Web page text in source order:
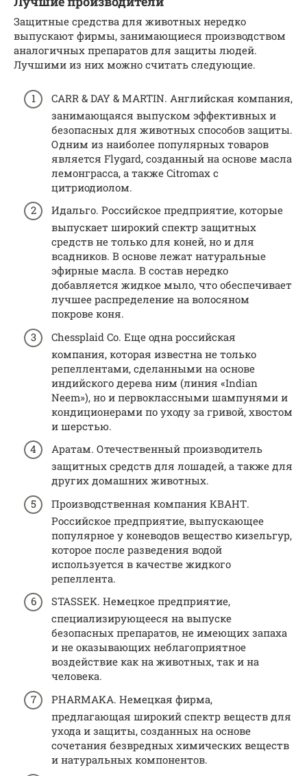
Защитные средства для животных нередко
выпускают фирмы, занимающиеся производством
аналогичных препаратов для защиты людей.
Лучшими из них можно считать следующие.
CARR & DAY & MARTIN. Английская компания,
занимающаяся выпуском эффективных и
безопасных для животных способов защиты.
Одним из наиболее популярных товаров
является Flygard, созданный на основе масла
лемонграсса, а также Citromax с
цитриодиолом.
Идальго. Российское предприятие, которые
выпускает широкий спектр защитных
средств не только для коней, но и для
всадников. В основе лежат натуральные
эфирные масла. В состав нередко
добавляется жидкое мыло, что обеспечивает
лучшее распределение на волосяном
покрове коня.
Chessplaid Co. Еще одна российская
компания, которая известна не только
репеллентами, сделанными на основе
индийского дерева ним (линия «Indian
Neem»), но и первоклассными шампунями и
кондиционерами по уходу за гривой, хвостом
и шерстью.
Аратам. Отечественный производитель
защитных средств для лошадей, а также для
других домашних животных.
Производственная компания КВАНТ.
Российское предприятие, выпускающее
популярное у коневодов вещество кизельгур,
которое после разведения водой
используется в качестве жидкого
репеллента.
STASSEK. Немецкое предприятие,
специализирующееся на выпуске
безопасных препаратов, не имеющих запаха
и не оказывающих неблагоприятное
воздействие как на животных, так и на
человека.
PHARMAKA. Немецкая фирма,
предлагающая широкий спектр веществ для
ухода и защиты, созданных на основе
сочетания безвредных химических веществ
и натуральных компонентов.